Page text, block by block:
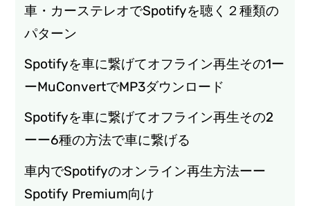
車・カーステレオでSpotifyを聴く２種類の
パターン
Spotifyを車に繋げてオフライン再生その1ー
ーMuConvertでMP3ダウンロード
Spotifyを車に繋げてオフライン再生その2
ーー6種の方法で車に繋げる
車内でSpotifyのオンライン再生方法ーー
Spotify Premium向け